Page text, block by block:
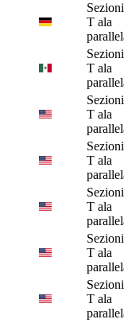
T ala
T ala
T ala
T ala
T ala
T ala
T ala